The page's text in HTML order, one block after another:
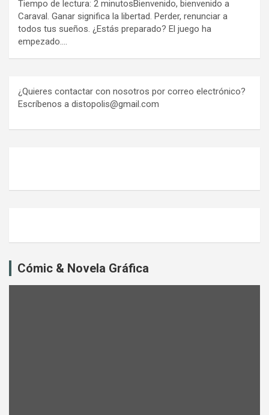
Tiempo de lectura: 2 minutosBienvenido, bienvenido a
Caraval. Ganar significa la libertad. Perder, renunciar a
todos tus sueños. ¿Estás preparado? El juego ha
empezado.…
¿Quieres contactar con nosotros por correo electrónico?
Escríbenos a distopolis@gmail.com
Cómic & Novela Gráfica